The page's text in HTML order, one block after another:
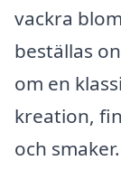
vackra
beställas
om en
kreation,
och smaker.